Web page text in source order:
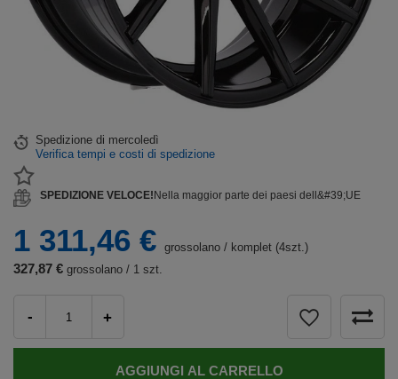
1 311,46 € grossolano / komplet (4szt.)
327,87 € grossolano / 1 szt.
- +
AGGIUNGI AL CARRELLO
Spedizione di mercoledì
Verifica tempi e costi di spedizione
SPEDIZIONE VELOCE! Nella maggior parte dei paesi dell&#39;UE